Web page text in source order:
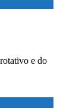
e do